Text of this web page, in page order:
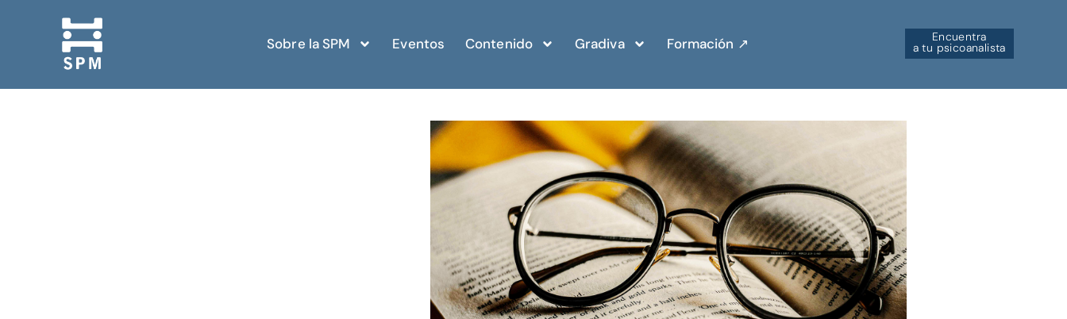
Sobre la SPM Eventos Contenido Gradiva Formación ↗︎ Encuentra
a tu psicoanalista